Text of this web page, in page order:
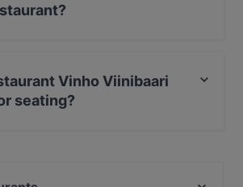
Vinho Viinibaari
seating?